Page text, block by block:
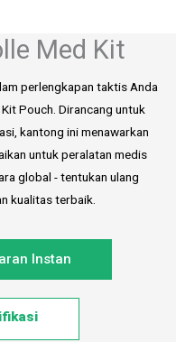
Med Kit
perlengkapan taktis Anda
Pouch. Dirancang untuk
kantong ini menawarkan
untuk peralatan medis
global - tentukan ulang
kualitas terbaik.
Instan